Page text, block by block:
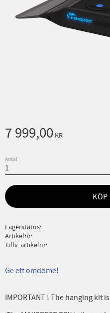
7 999,00 KR
Antal
KÖP
Lagerstatus
Artikelnr
Tillv. artikelnr
Ge ett omdöme!
IMPORTANT ! The hanging kit